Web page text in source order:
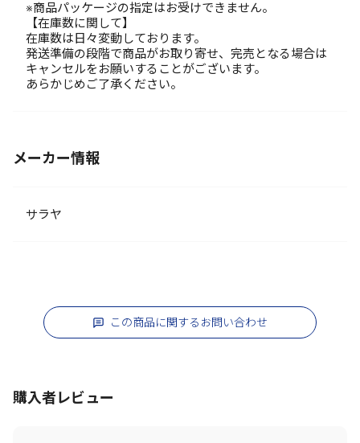
※商品パッケージの指定はお受けできません。
【在庫数に関して】
在庫数は日々変動しております。
発送準備の段階で商品がお取り寄せ、完売となる場合は
キャンセルをお願いすることがございます。
あらかじめご了承ください。
メーカー情報
サラヤ
この商品に関するお問い合わせ
購入者レビュー